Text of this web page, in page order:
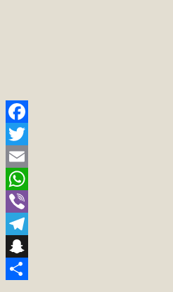
Facebook
Twitter
Email
WhatsApp
Viber
Telegram
Snapchat